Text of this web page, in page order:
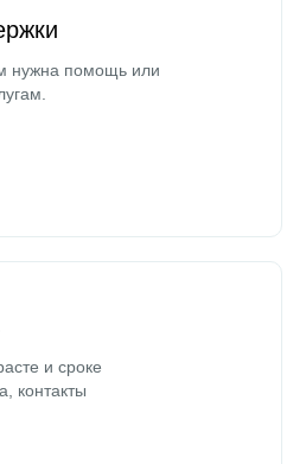
нужна помощь или
и сроке
контакты